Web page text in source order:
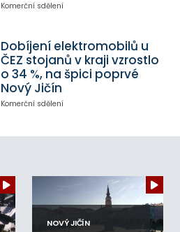
Komerční sdělení
Dobíjení elektromobilů u
ČEZ stojanů v kraji vzrostlo
o 34 %, na špici poprvé
Nový Jičín
Komerční sdělení
NOVÝ JIČÍN